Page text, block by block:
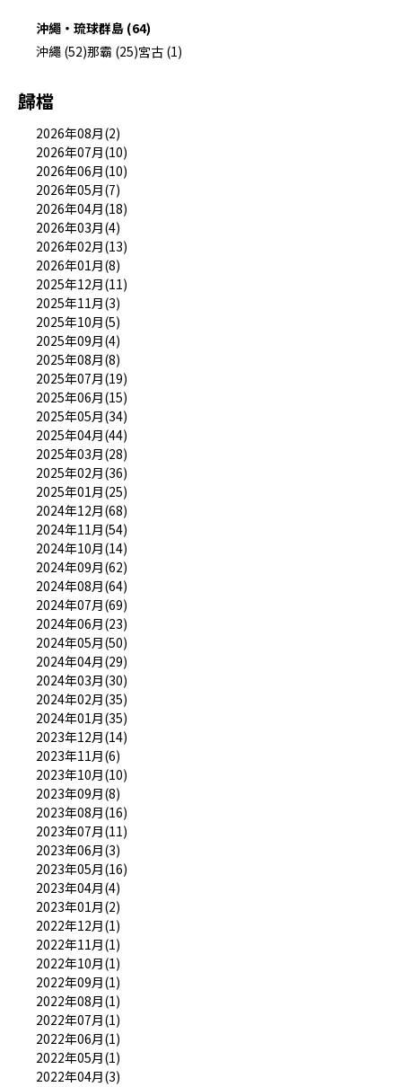
沖繩・琉球群島 (64)
沖繩 (52)那霸 (25)宮古 (1)
歸檔
2026年08月(2)
2026年07月(10)
2026年06月(10)
2026年05月(7)
2026年04月(18)
2026年03月(4)
2026年02月(13)
2026年01月(8)
2025年12月(11)
2025年11月(3)
2025年10月(5)
2025年09月(4)
2025年08月(8)
2025年07月(19)
2025年06月(15)
2025年05月(34)
2025年04月(44)
2025年03月(28)
2025年02月(36)
2025年01月(25)
2024年12月(68)
2024年11月(54)
2024年10月(14)
2024年09月(62)
2024年08月(64)
2024年07月(69)
2024年06月(23)
2024年05月(50)
2024年04月(29)
2024年03月(30)
2024年02月(35)
2024年01月(35)
2023年12月(14)
2023年11月(6)
2023年10月(10)
2023年09月(8)
2023年08月(16)
2023年07月(11)
2023年06月(3)
2023年05月(16)
2023年04月(4)
2023年01月(2)
2022年12月(1)
2022年11月(1)
2022年10月(1)
2022年09月(1)
2022年08月(1)
2022年07月(1)
2022年06月(1)
2022年05月(1)
2022年04月(3)